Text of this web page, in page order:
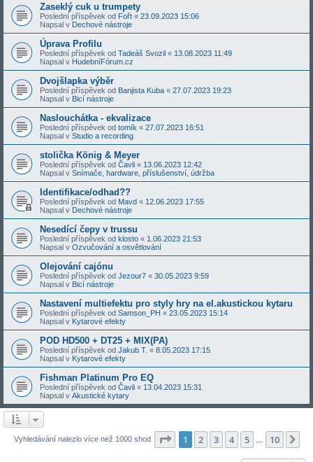
Zaseklý cuk u trumpety
Poslední příspěvek od Fořt « 23.09.2023 15:06
Napsal v Dechové nástroje
Úprava Profilu
Poslední příspěvek od Tadeáš Svozil « 13.08.2023 11:49
Napsal v HudebníFórum.cz
Dvojšlapka výběr
Poslední příspěvek od Banjista Kuba « 27.07.2023 19:23
Napsal v Bicí nástroje
Naslouchátka - ekvalizace
Poslední příspěvek od tomík « 27.07.2023 16:51
Napsal v Studio a recording
stolička König & Meyer
Poslední příspěvek od Čavli « 13.06.2023 12:42
Napsal v Snímače, hardware, příslušenství, údržba
Identifikace/odhad??
Poslední příspěvek od Mavd « 12.06.2023 17:55
Napsal v Dechové nástroje
Nesedící čepy v trussu
Poslední příspěvek od klosto « 1.06.2023 21:53
Napsal v Ozvučování a osvětlování
Olejování cajónu
Poslední příspěvek od Jezour7 « 30.05.2023 9:59
Napsal v Bicí nástroje
Nastavení multiefektu pro styly hry na el.akustickou kytaru
Poslední příspěvek od Samson_PH « 23.05.2023 15:14
Napsal v Kytarové efekty
POD HD500 + DT25 + MIX(PA)
Poslední příspěvek od Jakub T. « 8.05.2023 17:15
Napsal v Kytarové efekty
Fishman Platinum Pro EQ
Poslední příspěvek od Čavli « 13.04.2023 15:31
Napsal v Akustické kytary
Vyhledávání nalezlo více než 1000 shod Stránka z 10
1 2 3 4 5 10